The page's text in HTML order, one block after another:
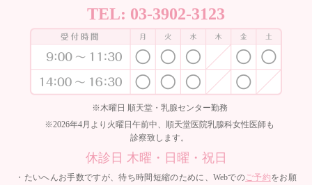
TEL: 03-3902-3123
※木曜日 順天堂・乳腺センター勤務
※2026年4月より火曜日午前中、順天堂医院乳腺科女性医師も
診察致します。
休診日 木曜・日曜・祝日
・たいへんお手数ですが、待ち時間短縮のために、Webでのご予約をお願